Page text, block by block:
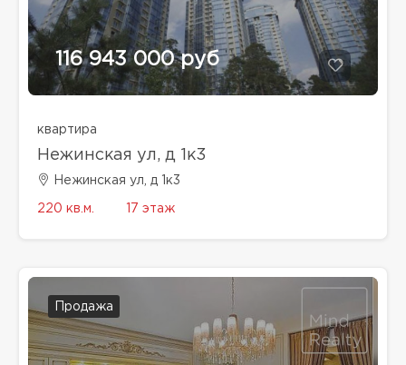
116 943 000 руб
квартира
Нежинская ул, д 1к3
Нежинская ул, д 1к3
220 кв.м. 17 этаж
Продажа